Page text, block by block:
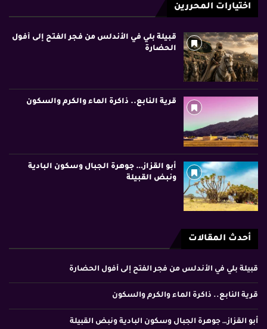
اختيارات المحررين
قبيلة بلي في الأندلس من فجر الفتح إلى أفول
الحضارة
قرية النابع.. ذاكرة الماء والكرم والسكون
أبو القزاز… جوهرة الجبال وسكون البادية
ونبض القبيلة
أحدث المقالات
قبيلة بلي في الأندلس من فجر الفتح إلى أفول الحضارة
قرية النابع.. ذاكرة الماء والكرم والسكون
أبو القزاز… جوهرة الجبال وسكون البادية ونبض القبيلة